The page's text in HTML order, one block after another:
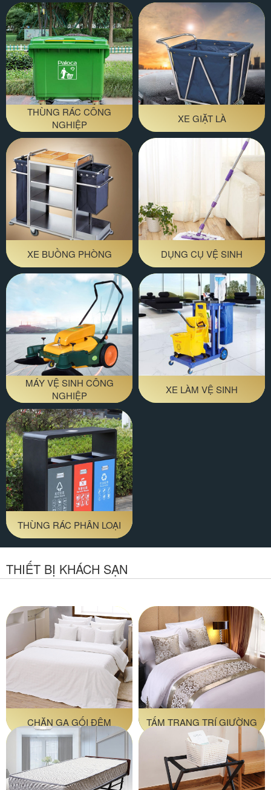
THÙNG RÁC CÔNG
NGHIỆP
XE GIẶT LÀ
XE BUỒNG PHÒNG DỤNG CỤ VỆ SINH
MÁY VỆ SINH CÔNG
NGHIỆP
XE LÀM VỆ SINH
THÙNG RÁC PHÂN LOẠI
THIẾT BỊ KHÁCH SẠN
CHĂN GA GỐI ĐỆM TẤM TRANG TRÍ GIƯỜNG